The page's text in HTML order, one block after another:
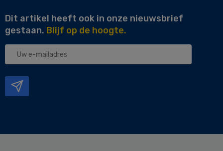
Dit artikel heeft ook in onze nieuwsbrief
gestaan. Blijf op de hoogte.
Uw